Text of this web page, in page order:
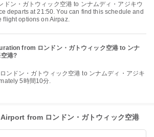
departs at 21:50. You can find this schedule and
flight options on Airpaz.
from ロンドン・ガトウィック空港 to ンナ
港?
5時間10分.
from ロンドン・ガトウィック空港